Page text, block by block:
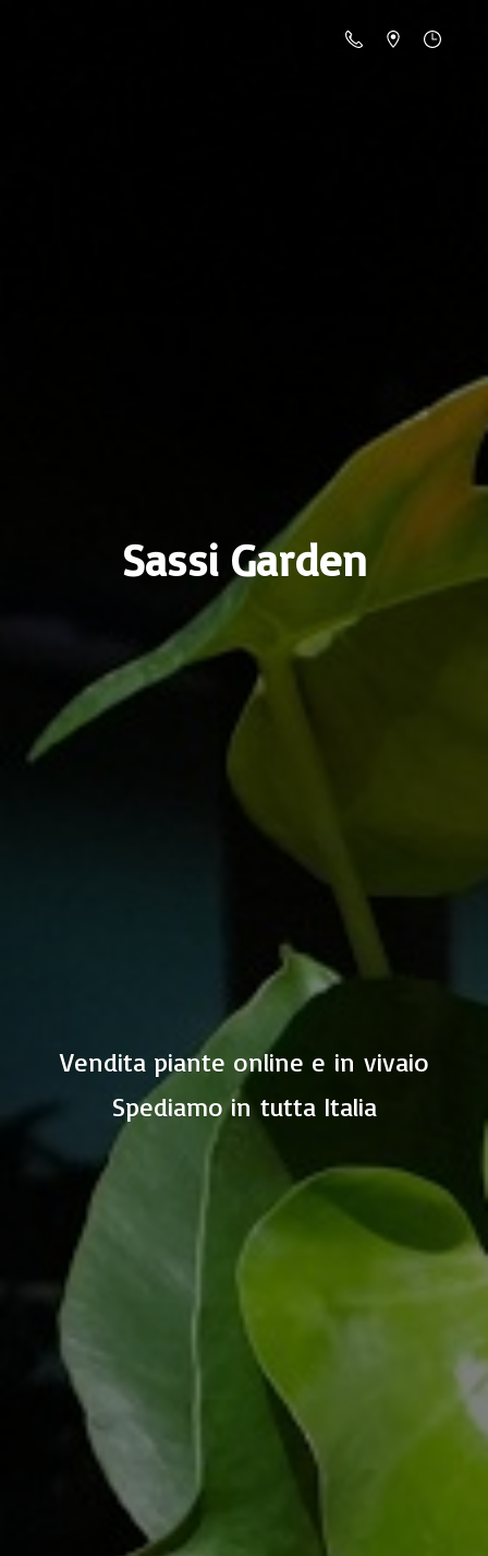
Sassi Garden
Vendita piante online e in vivaio
Spediamo in tutta Italia